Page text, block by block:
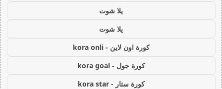
يلا شوت
يلا شوت
كورة اون لاين - kora onli
كورة جول - kora goal
كورة ستار - kora star